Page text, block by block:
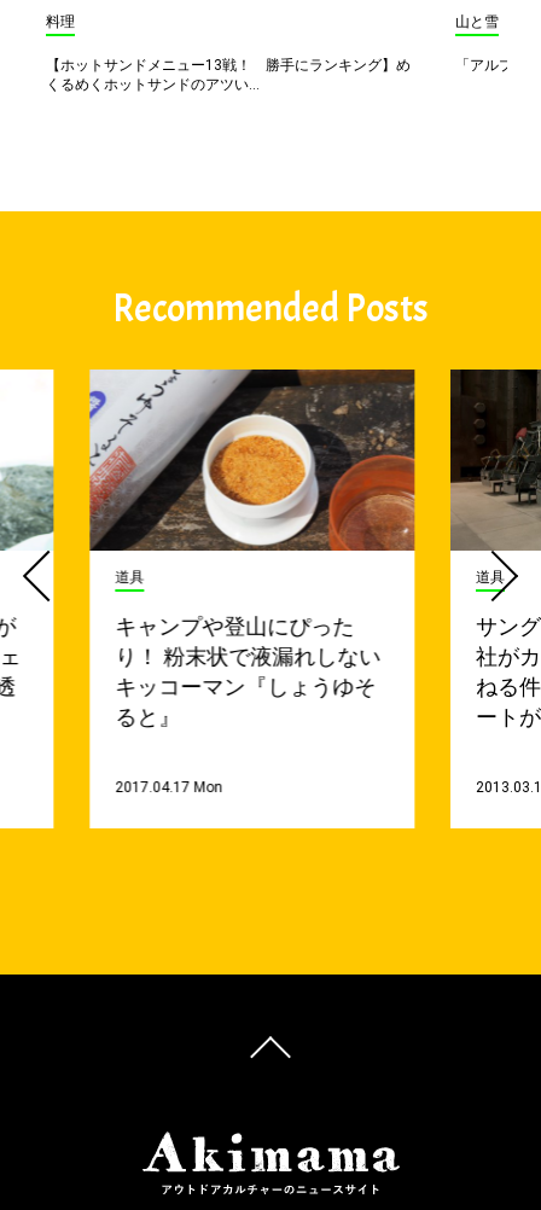
料理
【ホットサンドメニュー13戦！ 勝手にランキング】め
くるめくホットサンドのアツい...
山と雪
「アルプス
Recommended Posts
道具
キャンプや登山にぴった
り！ 粉末状で液漏れしない
キッコーマン『しょうゆそ
ると』
2017.04.17 Mon
道具
サン
社が
ねる
ート